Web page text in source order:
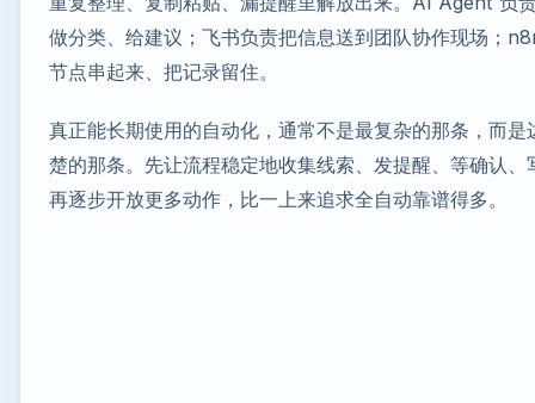
做分类、给建议；飞书负责把信息送到团队协作现场；
节点串起来、把记录留住。
真正能长期使用的自动化，通常不是最复杂的那条，而是
楚的那条。先让流程稳定地收集线索、发提醒、等确认、
再逐步开放更多动作，比一上来追求全自动靠谱得多。